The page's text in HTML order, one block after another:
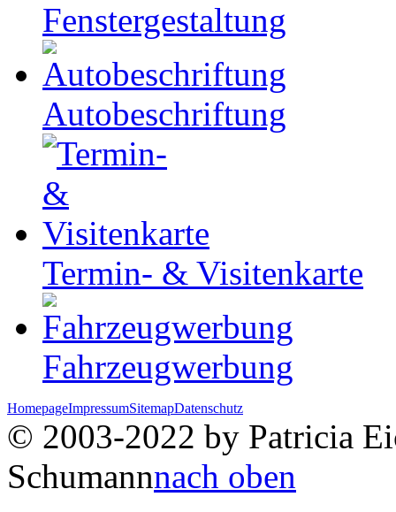
Fenstergestaltung
Autobeschriftung
Termin- & Visitenkarte
Fahrzeugwerbung
HomepageImpressumSitemapDatenschutz
© 2003-2022 by Patricia
Schumannnach oben